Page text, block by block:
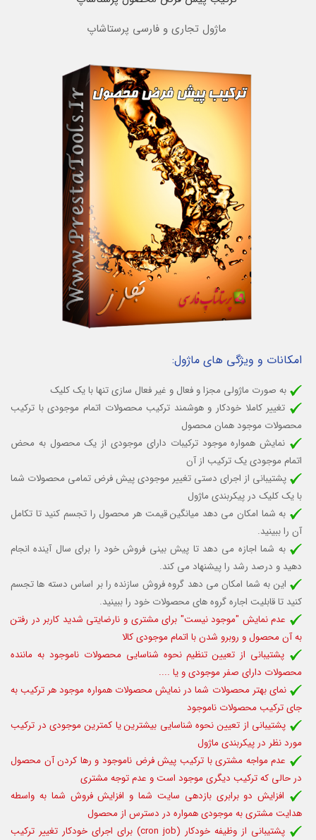
ماژول تجاری و فارسی پرستاشاپ
امکانات و ویژگی های ماژول:
به صورت ماژولی مجزا و فعال و غیر فعال سازی تنها با یک کلیک
تغییر کاملا خودکار و هوشمند ترکیب محصولات اتمام موجودی با ترکیب
محصولات موجود همان محصول
نمایش همواره موجود ترکیبات دارای موجودی از یک محصول به محض
اتمام موجودی یک ترکیب از آن
پشتیبانی از اجرای دستی تغییر موجودی پیش فرض تمامی محصولات شما
با یک کلیک در پیکربندی ماژول
به شما امکان می دهد میانگین قیمت هر محصول را تجسم کنید تا تکامل
آن را ببینید.
به شما اجازه می دهد تا پیش بینی فروش خود را برای سال آینده انجام
دهید و درصد رشد را پیشنهاد می کند.
این به شما امکان می دهد گروه فروش سازنده را بر اساس دسته ها تجسم
کنید تا قابلیت اجاره گروه های محصولات خود را ببینید.
عدم نمایش "موجود نیست" برای مشتری و نارضایتی شدید کاربر در رفتن
به آن محصول و روبرو شدن با اتمام موجودی کالا
پشتیبانی از تعیین تنظیم نحوه شناسایی محصولات ناموجود به ماننده
محصولات دارای صفر موجودی و یا ....
نمای بهتر محصولات شما در نمایش محصولات همواره موجود هر ترکیب به
جای ترکیب محصولات ناموجود
پشتیبانی از تعیین نحوه شناسایی بیشترین یا کمترین موجودی در ترکیب
مورد نظر در پیکربندی ماژول
عدم مواجه مشتری با ترکیب پیش فرض ناموجود و رها کردن آن محصول
در حالی که ترکیب دیگری موجود است و عدم توجه مشتری
افزایش دو برابری بازدهی سایت شما و افزایش فروش شما به واسطه
هدایت مشتری به موجودی همواره در دسترس از محصول
پشتیبانی از وظیفه خودکار (cron job) برای اجرای خودکار تغییر ترکیب